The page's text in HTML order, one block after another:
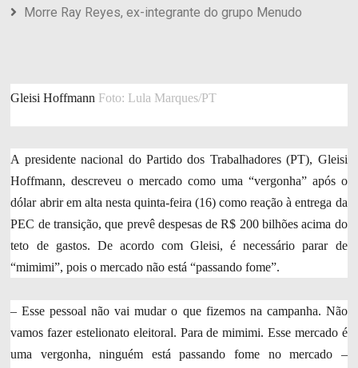
Morre Ray Reyes, ex-integrante do grupo Menudo
Gleisi Hoffmann Foto: Lula Marques/PT
A presidente nacional do Partido dos Trabalhadores (PT), Gleisi
Hoffmann, descreveu o mercado como uma “vergonha” após o
dólar abrir em alta nesta quinta-feira (16) como reação à entrega da
PEC de transição, que prevê despesas de R$ 200 bilhões acima do
teto de gastos. De acordo com Gleisi, é necessário parar de
“mimimi”, pois o mercado não está “passando fome”.
– Esse pessoal não vai mudar o que fizemos na campanha. Não
vamos fazer estelionato eleitoral. Para de mimimi. Esse mercado é
uma vergonha, ninguém está passando fome no mercado –